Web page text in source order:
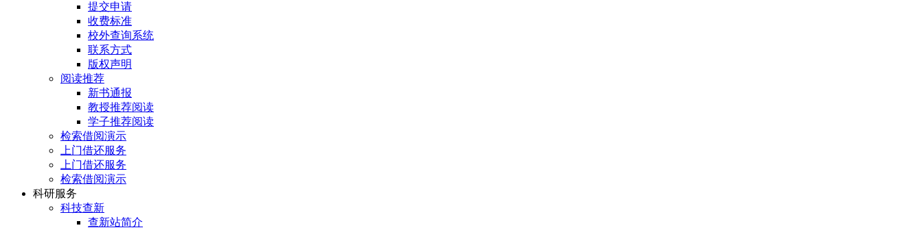
提交申请
收费标准
校外查询系统
联系方式
版权声明
阅读推荐
新书通报
教授推荐阅读
学子推荐阅读
检索借阅演示
上门借还服务
上门借还服务
检索借阅演示
科研服务
科技查新
查新站简介